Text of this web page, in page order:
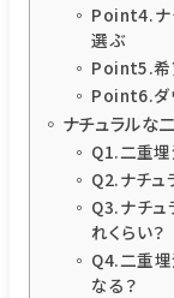
Point4.ナ
選ぶ
Point5.希
Point6.ダ
ナチュラルな
Q1.二重
Q2.ナチュ
Q3.ナチ
れくらい？
Q4.二重
なる？